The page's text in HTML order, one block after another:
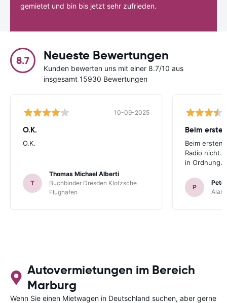
gemietet und bin bis jetzt sehr zufrieden.
8.7 Neueste Bewertungen
Kunden bewerten uns mit einer 8.7/10 aus
insgesamt 15930 Bewertungen
10-09-2025
O.K.
O.K.
T
Thomas Michael Alberti
Buchbinder Dresden Klotzsche
Flughafen
Beim
Beim ersten
Radio nicht.
in Ordnung.
P
Autovermietungen im Bereich
Marburg
Wenn Sie einen Mietwagen in Deutschland suchen, aber gerne